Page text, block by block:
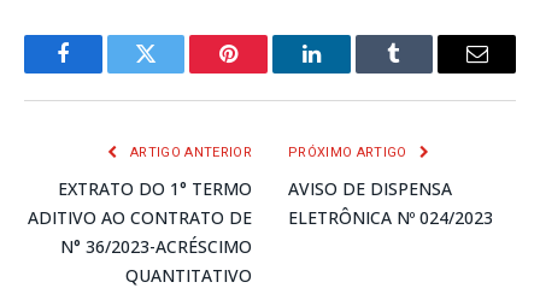
FacebookTwitter Pinterest LinkedInTumblr
E-
ARTIGO ANTERIOR
EXTRATO DO 1° TERMO
ADITIVO AO CONTRATO DE
N° 36/2023-ACRÉSCIMO
QUANTITATIVO
PRÓXIMO ARTIGO
AVISO DE DISPENSA
ELETRÔNICA Nº 024/2023